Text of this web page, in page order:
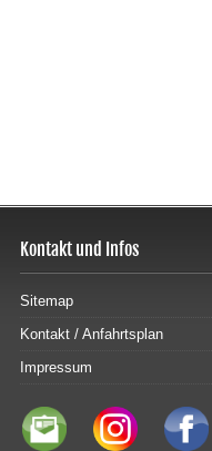
Kontakt und Infos
Sitemap
Kontakt / Anfahrtsplan
Impressum